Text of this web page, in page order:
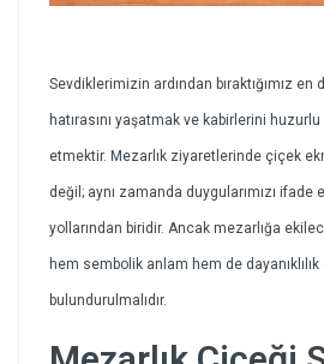
Sevdiklerimizin ardından bıraktığımız en
hatırasını yaşatmak ve kabirlerini
etmektir. Mezarlık ziyaretlerinde çiçek
değil; aynı zamanda duygularımızı
yollarından biridir. Ancak mezarlığa
hem sembolik anlam hem de
bulundurulmalıdır.